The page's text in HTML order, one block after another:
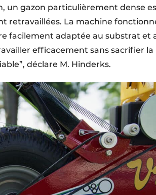
un gazon particulièrement dense
retravaillées. La machine
facilement adaptée au substrat et
efficacement sans sacrifier la
déclare M. Hinderks.